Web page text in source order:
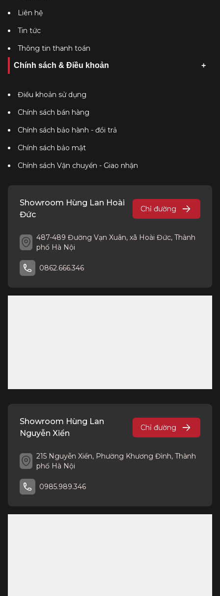
Liên hệ
Tin tức
Thông tin thanh toán
Chính sách & Điều khoản
Điều khoản sử dụng
Chính sách bán hàng
Chính sách bảo hành - đổi trả
Chính sách bảo mật
Chính sách Vận chuyển - Giao nhận
Showroom Hùng Lan Hoài
Đức
Chỉ đường
487-489 Đường Vạn Xuân, xã Hoài Đức, Thành
phố Hà Nội
0862.666.346
Showroom Hùng Lan
Nguyễn Xiển
Chỉ đường
215 Nguyễn Xiển, Phường Khương Đình, Thành
phố Hà Nội
0985.989.346